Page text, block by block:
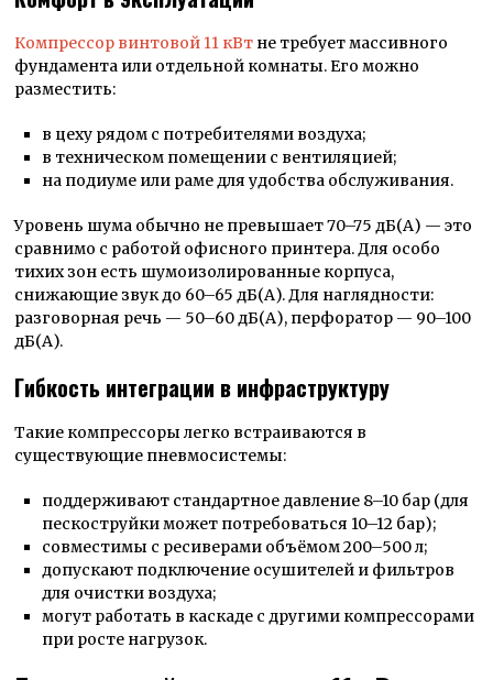
Компрессор винтовой 11 кВт не требует массивного
фундамента или отдельной комнаты. Его можно
разместить:
в цеху рядом с потребителями воздуха;
в техническом помещении с вентиляцией;
на подиуме или раме для удобства обслуживания.
Уровень шума обычно не превышает 70–75 дБ(А) — это
сравнимо с работой офисного принтера. Для особо
тихих зон есть шумоизолированные корпуса,
снижающие звук до 60–65 дБ(А). Для наглядности:
разговорная речь — 50–60 дБ(А), перфоратор — 90–100
дБ(А).
Гибкость интеграции в инфраструктуру
Такие компрессоры легко встраиваются в
существующие пневмосистемы:
поддерживают стандартное давление 8–10 бар (для
пескоструйки может потребоваться 10–12 бар);
совместимы с ресиверами объёмом 200–500 л;
допускают подключение осушителей и фильтров
для очистки воздуха;
могут работать в каскаде с другими компрессорами
при росте нагрузок.